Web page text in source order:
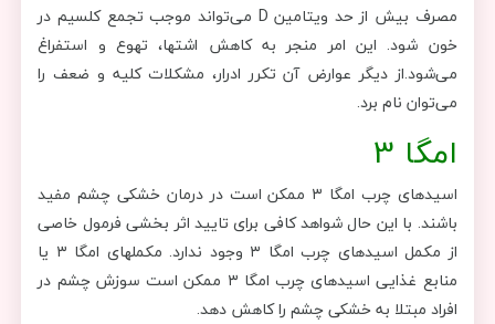
مصرف بیش از حد ویتامین D می‌تواند موجب تجمع کلسیم در
خون شود. این امر منجر به کاهش اشتها، تهوع و استفراغ
می‌شود.از دیگر عوارض آن تکرر ادرار، مشکلات کلیه و ضعف را
می‌توان نام برد.
امگا 3
اسیدهای چرب امگا ۳ ممکن است در درمان خشکی چشم مفید
باشند. با این حال شواهد کافی برای تایید اثر بخشی فرمول خاصی
از مکمل اسیدهای چرب امگا ۳ وجود ندارد. مکملهای امگا ۳ یا
منابع غذایی اسیدهای چرب امگا ۳ ممکن است سوزش چشم در
افراد مبتلا به خشکی چشم را کاهش دهد.